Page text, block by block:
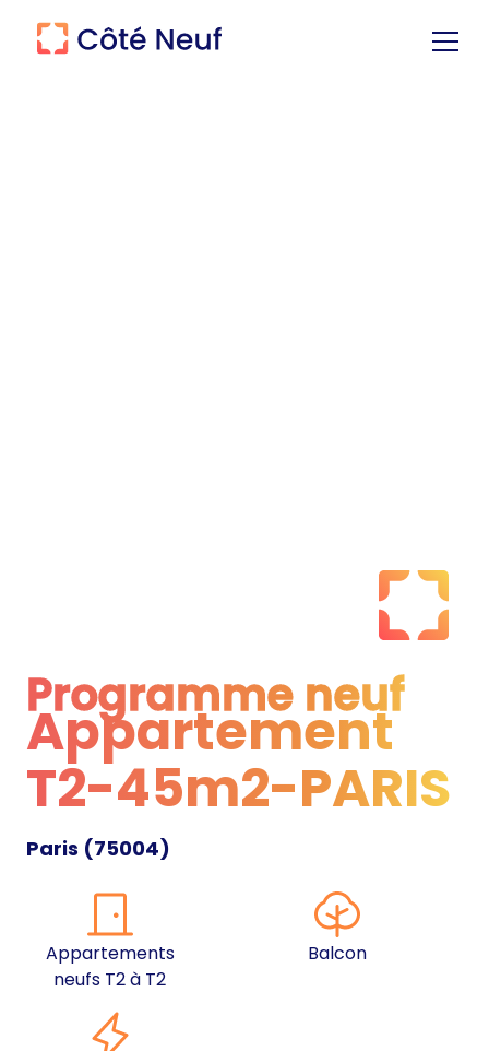
Programme neuf
Programme neuf
Appartement
T2-45m2-PARIS
Paris (75004)
Appartements
neufs T2 à T2
Balcon